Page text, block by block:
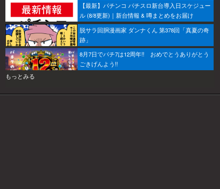
【最新】パチンコ パチスロ新台導入日スケジュー
ル (8/8更新)｜新台情報 & 噂まとめをお届け
脱サラ回胴漫画家 ダンナくん 第378回「真夏の奇
跡」
8月7日でパチ7は12周年!! おめでとうありがとう
ごきげんよう!!
もっとみる